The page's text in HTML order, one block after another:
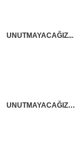
UNUTMAYACAĞIZ...
UNUTMAYACAĞIZ…